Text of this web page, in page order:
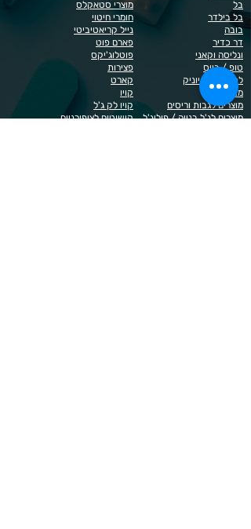
מוצרי סטאקלס
חומרי חיטוי
נייל קריאטיביטי
פארם פוט
פוטלוג'יקס
פצירות
קארט
קויו
קויו לק ג'ל
קישוטים לציפורניים
בל
בל בילדר
בובה
דר כדיר
ונליסה וקאני
טופ / בייס
לק רגיל לה יוניק
מבצעים
מוצרים לגבות וריסים
מוצרים לג'ל בנייה / פוליג'ל